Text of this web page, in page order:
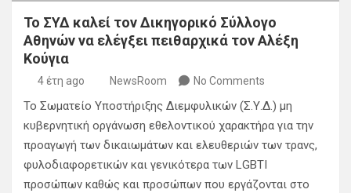
Το ΣΥΔ καλεί τον Δικηγορικό Σύλλογο
Αθηνών να ελέγξει πειθαρχικά τον Αλέξη
Κούγια
4 έτη ago NewsRoom No Comments
Το Σωματείο Υποστήριξης Διεμφυλικών (Σ.Υ.Δ.) μη
κυβερνητική οργάνωση εθελοντικού χαρακτήρα για την
προαγωγή των δικαιωμάτων και ελευθεριών των τρανς,
φυλοδιαφορετικών και γενικότερα των LGBTI
προσώπων καθώς και προσώπων που εργάζονται στο